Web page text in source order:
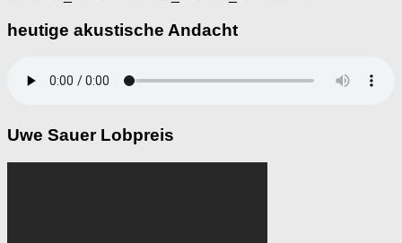
heutige akustische Andacht
Uwe Sauer Lobpreis